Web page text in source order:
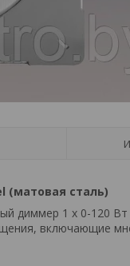
(матовая сталь)
диммер 1 x 0-120 Вт
включающие